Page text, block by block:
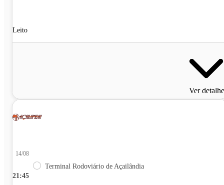
Leito
Ver
21:45
14/08
Terminal Rodoviário de Açailândia